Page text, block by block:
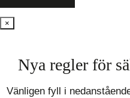
×
Nya regler för
Vänligen fyll i